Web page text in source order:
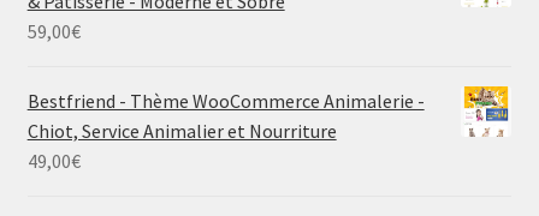
59,00€
Bestfriend - Thème WooCommerce Animalerie -
Chiot, Service Animalier et Nourriture
49,00€